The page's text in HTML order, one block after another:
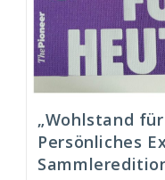
„Wohlstand
Persönliches